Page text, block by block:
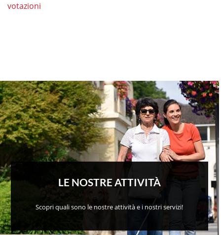
votazioni
LE NOSTRE ATTIVITÀ
Scopri quali sono le nostre attività e i nostri servizi!